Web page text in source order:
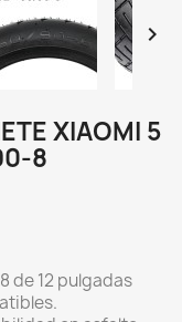

XIAOMI 5
8
de 12 pulgadas